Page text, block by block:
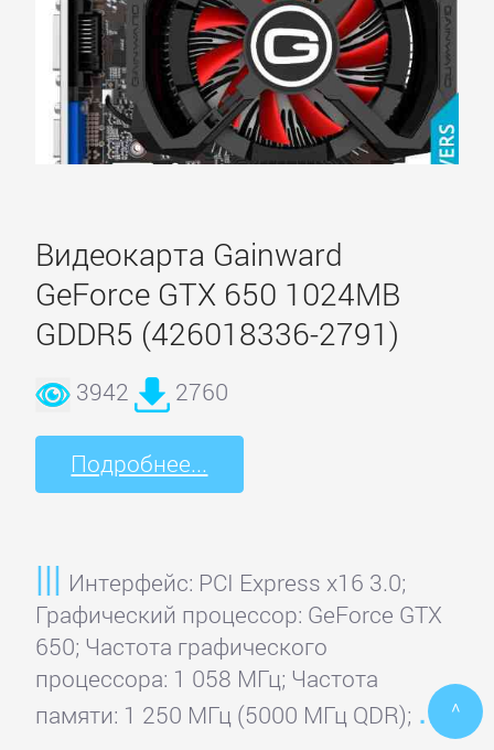
Видеокарта Gainward
GeForce GTX 650 1024MB
GDDR5 (426018336-2791)
3942 2760
Подробнее...
Интерфейс: PCI Express x16 3.0;
Графический процессор: GeForce GTX
650; Частота графического
процессора: 1 058 МГц; Частота
памяти: 1 250 МГц (5000 МГц QDR);
^